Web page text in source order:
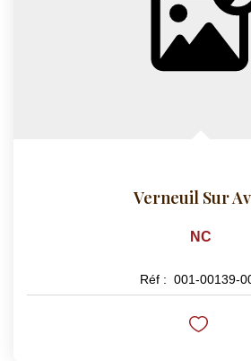
Verneuil Sur
NC
Réf : 001-00139-